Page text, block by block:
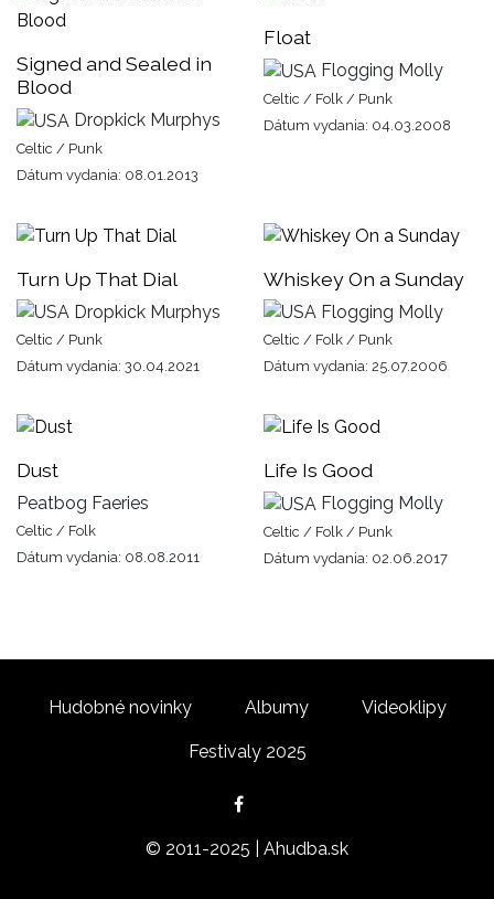
Signed and Sealed in
Blood
Dropkick Murphys
Celtic / Punk
Dátum vydania: 08.01.2013
Float
Flogging Molly
Celtic / Folk / Punk
Dátum vydania: 04.03.2008
Turn Up That Dial
Dropkick Murphys
Celtic / Punk
Dátum vydania: 30.04.2021
Whiskey On a Sunday
Flogging Molly
Celtic / Folk / Punk
Dátum vydania: 25.07.2006
Dust
Peatbog Faeries
Celtic / Folk
Dátum vydania: 08.08.2011
Life Is Good
Flogging Molly
Celtic / Folk / Punk
Dátum vydania: 02.06.2017
Hudobné novinky Albumy Videoklipy
Festivaly 2025
© 2011-2025 | Ahudba.sk